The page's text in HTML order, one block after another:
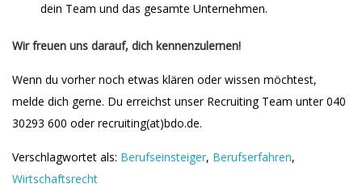
dein Team und das gesamte Unternehmen.
Wir freuen uns darauf, dich kennenzulernen!
Wenn du vorher noch etwas klären oder wissen möchtest,
melde dich gerne. Du erreichst unser Recruiting Team unter 040
30293 600 oder recruiting(at)bdo.de.
Verschlagwortet als: Berufseinsteiger, Berufserfahren,
Wirtschaftsrecht